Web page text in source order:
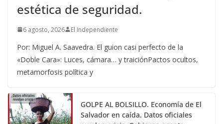
estética de seguridad.
6 agosto, 2026 El Independiente
Por: Miguel A. Saavedra. El guion casi perfecto de la
«Doble Cara»: Luces, cámara… y traiciónPactos ocultos,
metamorfosis política y
GOLPE AL BOLSILLO. Economía de El
Salvador en caída. Datos oficiales